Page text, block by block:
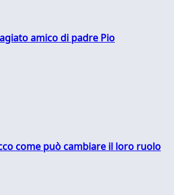
amico di padre Pio
come può cambiare il loro ruolo